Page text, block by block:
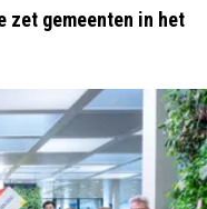
zet gemeenten in het